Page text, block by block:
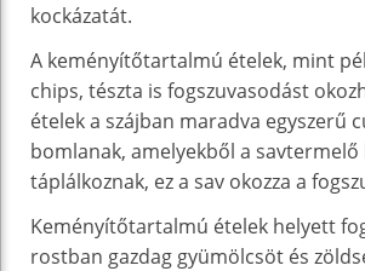
kockázatát.
A keményítőtartalmú ételek, mint
chips, tészta is fogszuvasodást
ételek a szájban maradva egyszerű
bomlanak, amelyekből a
táplálkoznak, ez a sav okozza a
Keményítőtartalmú ételek helyett
rostban gazdag gyümölcsöt és